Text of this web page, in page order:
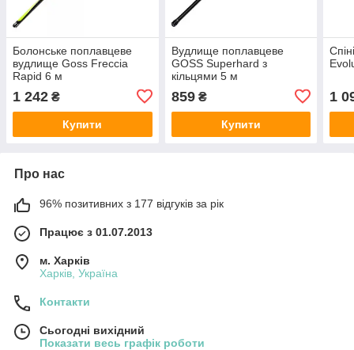
Болонське поплавцеве
вудлище Goss Freccia
Rapid 6 м
1 242 ₴
Купити
Вудлище поплавцеве
GOSS Superhard з
кільцями 5 м
859₴
Купити
1
Про нас
96% позитивних з 177 відгуків за рік
Працює з 01.07.2013
м. Харків
Харків, Україна
Контакти
Сьогодні вихідний
Показати весь графік роботи